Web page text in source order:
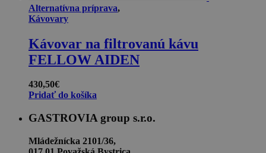
Alternatívna príprava,
Kávovary
Kávovar na filtrovanú kávu
FELLOW AIDEN
430,50€
Pridať do košíka
GASTROVIA group s.r.o.
Mládežnícka 2101/36,